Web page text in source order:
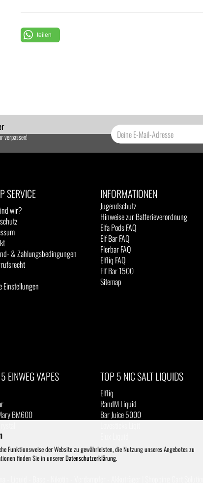
Funktionsweise der Website zu gewährleisten, die Nutzung unseres Angebotes zu
finden Sie in unsererDatenschutzerklärung.
teilen
verpassen!
SERVICE
wir?
& Zahlungsbedingungen
Einstellungen
INFORMATIONEN
Jugendschutz
Hinweise zur Batterieverordnung
Elfa Pods FAQ
Elf Bar FAQ
Flerbar FAQ
Elfliq FAQ
Elf Bar 1500
Sitemap
EINWEG VAPES
BM600
TOP 5 NIC SALT LIQUIDS
Elfliq
RandM Liquid
Bar Juice 5000